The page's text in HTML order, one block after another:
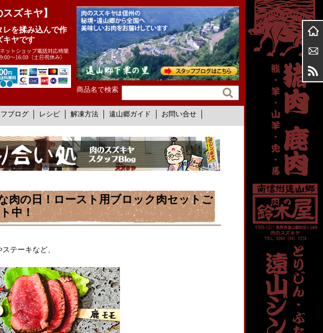
ズキヤ】
レを揉み込んで作
キヤです
商品名で検索
ブログ レシピ 解凍方法 遠山郷ガイド お問い合せ
肉の日！ロースト用ブロック肉セットご
中！
テーキなど、